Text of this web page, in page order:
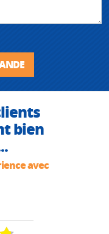
bien
avec